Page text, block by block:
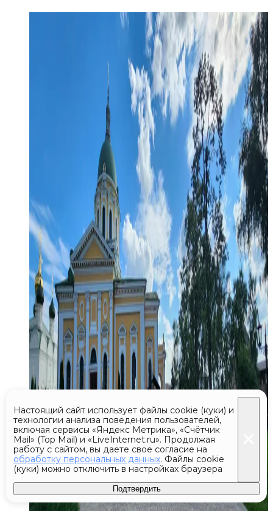
Настоящий сайт использует файлы cookie (куки) и
технологии анализа поведения пользователей,
включая сервисы «Яндекс Метрика», «Счётчик
Mail» (Top Mail) и «LiveInternet.ru». Продолжая
работу с сайтом, вы даете свое согласие на
обработку персональных данных. Файлы cookie
(куки) можно отключить в настройках браузера
Подтвердить